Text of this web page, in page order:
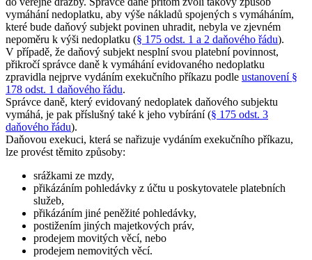
vymáhání nedoplatku, aby výše nákladů spojených s vymáháním,
které bude daňový subjekt povinen uhradit, nebyla ve zjevném
nepoměru k výši nedoplatku (§ 175 odst. 1 a 2 daňového řádu).
V případě, že daňový subjekt nesplní svou platební povinnost,
přikročí správce daně k vymáhání evidovaného nedoplatku
zpravidla nejprve vydáním exekučního příkazu podle ustanovení §
178 odst. 1 daňového řádu.
Správce daně, který evidovaný nedoplatek daňového subjektu
vymáhá, je pak příslušný také k jeho vybírání (§ 175 odst. 3
daňového řádu).
Daňovou exekuci, která se nařizuje vydáním exekučního příkazu,
lze provést těmito způsoby:
srážkami ze mzdy,
přikázáním pohledávky z účtu u poskytovatele platebních
služeb,
přikázáním jiné peněžité pohledávky,
postižením jiných majetkových práv,
prodejem movitých věcí, nebo
prodejem nemovitých věcí.